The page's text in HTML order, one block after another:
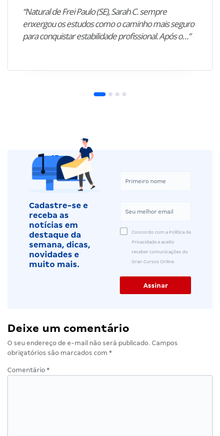
“Natural de Frei Paulo (SE), Sarah C. sempre
enxergou os estudos como o caminho mais seguro
para conquistar estabilidade profissional. Após o…”
Cadastre-se e
receba as
notícias em
destaque da
semana, dicas,
novidades e
muito mais.
Concordo com a Política de
Privacidade e aceito
receber comunicações do
Gran Cursos Online.
Deixe um comentário
O seu endereço de e-mail não será publicado. Campos
obrigatórios são marcados com *
Comentário *